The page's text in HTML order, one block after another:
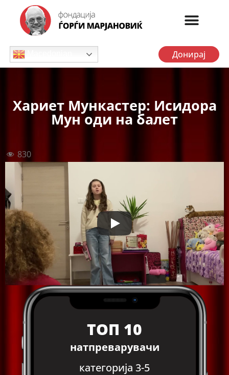
Донирај
Хариет Мункастер: Исидора
Мун оди на балет
830
ТОП 10
натпреварувачи
категорија 3-5